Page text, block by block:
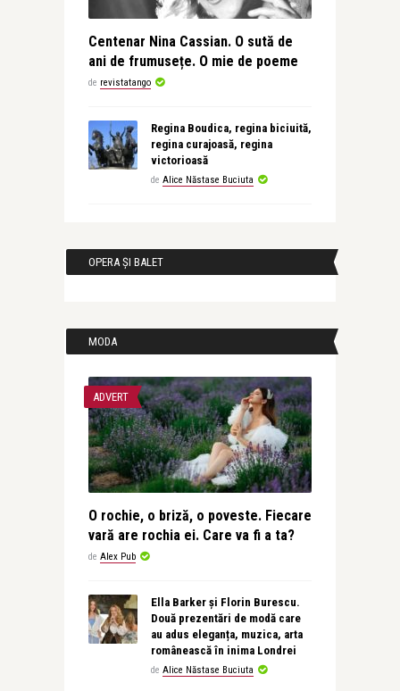
Centenar Nina Cassian. O sută de
ani de frumusețe. O mie de poeme
de revistatango
Regina Boudica, regina biciuită,
regina curajoasă, regina
victorioasă
de Alice Năstase Buciuta
OPERA ȘI BALET
MODA
ADVERT
O rochie, o briză, o poveste. Fiecare
vară are rochia ei. Care va fi a ta?
de Alex Pub
Ella Barker și Florin Burescu.
Două prezentări de modă care
au adus eleganța, muzica, arta
românească în inima Londrei
de Alice Năstase Buciuta